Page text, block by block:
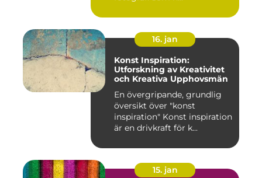
16. jan
Konst Inspiration:
Utforskning av Kreativitet
och Kreativa Upphovsmän
En övergripande, grundlig
översikt över "konst
inspiration" Konst inspiration
är en drivkraft för k...
15. jan